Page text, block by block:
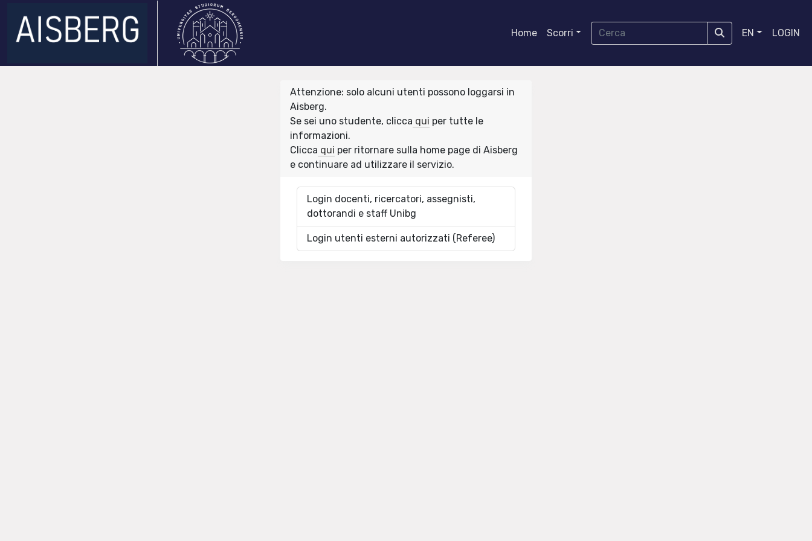
Home Scorri EN LOGIN
Attenzione: solo alcuni utenti possono loggarsi in
Aisberg.
Se sei uno studente, clicca qui per tutte le
informazioni.
Clicca qui per ritornare sulla home page di Aisberg
e continuare ad utilizzare il servizio.
Login docenti, ricercatori, assegnisti,
dottorandi e staff Unibg
Login utenti esterni autorizzati (Referee)